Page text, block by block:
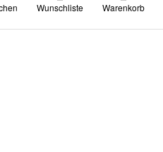
Wunschliste Warenkorb